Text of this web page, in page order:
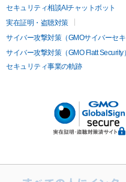
セキュリティ相談AIチャットボット
実在証明・盗聴対策
サイバー攻撃対策（GMOサイバーセキ
サイバー攻撃対策（GMO Flatt Security）
セキュリティ事業の軌跡